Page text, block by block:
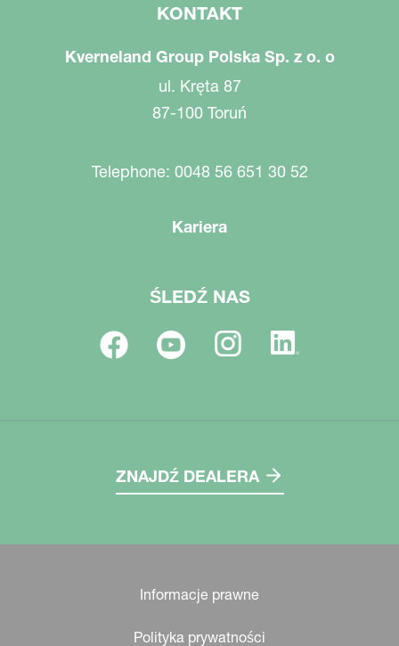
KONTAKT
Kverneland Group Polska Sp. z o. o
ul. Kręta 87
87-100 Toruń
Telephone: 0048 56 651 30 52
Kariera
ŚLEDŹ NAS
ZNAJDŹ DEALERA
Informacje prawne
Polityka prywatności